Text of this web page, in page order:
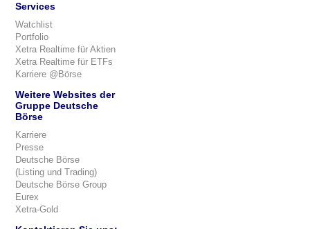
Services
Watchlist
Portfolio
Xetra Realtime für Aktien
Xetra Realtime für ETFs
Karriere @Börse
Weitere Websites der
Gruppe Deutsche
Börse
Karriere
Presse
Deutsche Börse
(Listing und Trading)
Deutsche Börse Group
Eurex
Xetra-Gold